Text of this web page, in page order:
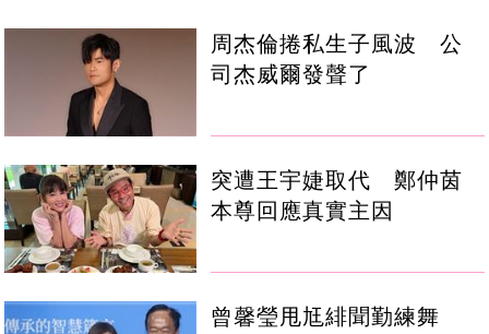
周杰倫捲私生子風波 公
司杰威爾發聲了
突遭王宇婕取代 鄭仲茵
本尊回應真實主因
曾馨瑩甩尪緋聞勤練舞